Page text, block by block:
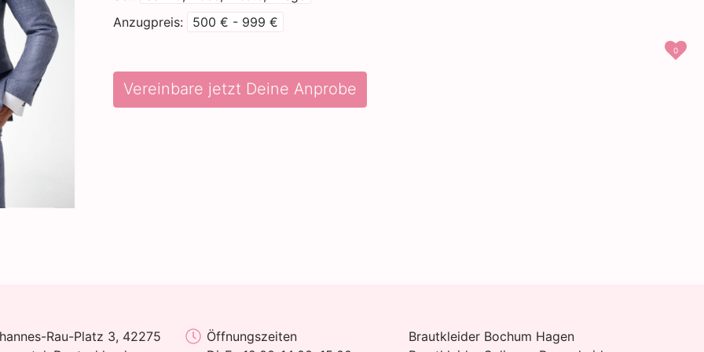
0
Anzugpreis
500 € - 999 €
Vereinbare jetzt Deine Anprobe
Rau-Platz 3, 42275
Brautkleider Bochum Hagen
Öffnungszeiten